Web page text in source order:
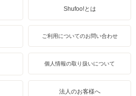
Shufoo!とは
ご利用についてのお問い合わせ
個人情報の取り扱いについて
法人のお客様へ